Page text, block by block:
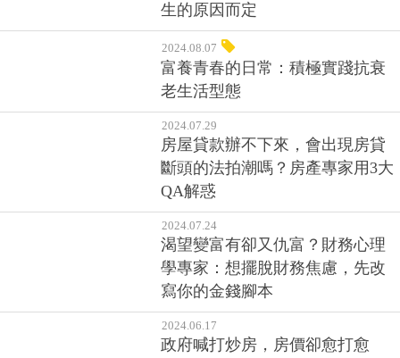
生的原因而定
2024.08.07
富養青春的日常：積極實踐抗衰
老生活型態
2024.07.29
房屋貸款辦不下來，會出現房貸
斷頭的法拍潮嗎？房產專家用3大
QA解惑
2024.07.24
渴望變富有卻又仇富？財務心理
學專家：想擺脫財務焦慮，先改
寫你的金錢腳本
2024.06.17
政府喊打炒房，房價卻愈打愈